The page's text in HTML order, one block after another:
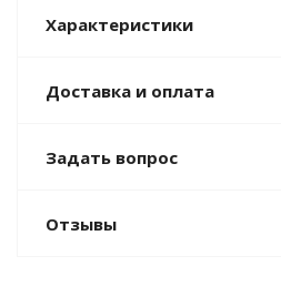
Характеристики
Доставка и оплата
Задать вопрос
Отзывы